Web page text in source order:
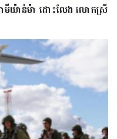
ាមីយ៉ាន់ម៉ា​ ដោះ​លែង​ លោកស្រី